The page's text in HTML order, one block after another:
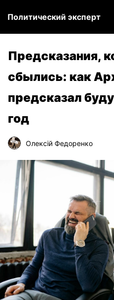
Политический эксперт
Предсказания,
сбылись: как
предсказал
год
Олексій Федоренко